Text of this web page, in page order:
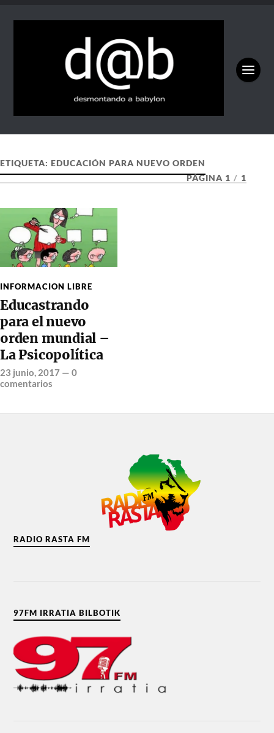
ETIQUETA: EDUCACIÓN PARA NUEVO ORDEN
PÁGINA 1 / 1
INFORMACION LIBRE
Educastrando
para el nuevo
orden mundial –
La Psicopolítica
23 junio, 2017 — 0
comentarios
RADIO RASTA FM
97FM IRRATIA BILBOTIK